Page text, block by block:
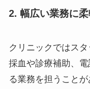
2. 幅広い業務に
クリニックではスタ
採血や診療補助、
る業務を担うこと